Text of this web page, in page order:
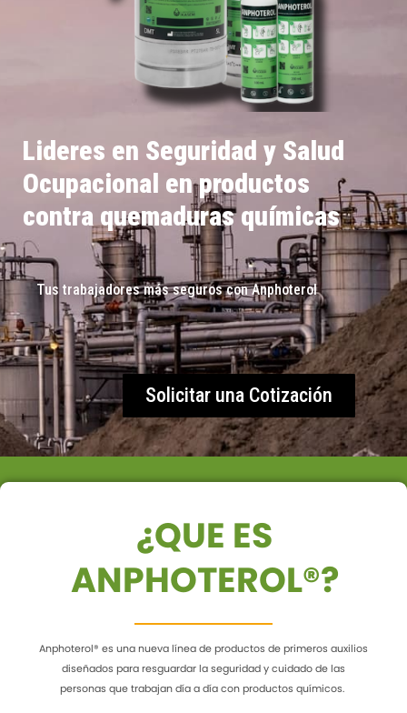
Lideres en Seguridad y Salud
Ocupacional en productos
contra quemaduras químicas
Tus trabajadores más seguros con Anphoterol
Solicitar una Cotización
¿QUE ES
ANPHOTEROL®?
Anphoterol® es una nueva línea de productos de primeros auxilios
diseñados para resguardar la seguridad y cuidado de las
personas que trabajan día a día con productos químicos.